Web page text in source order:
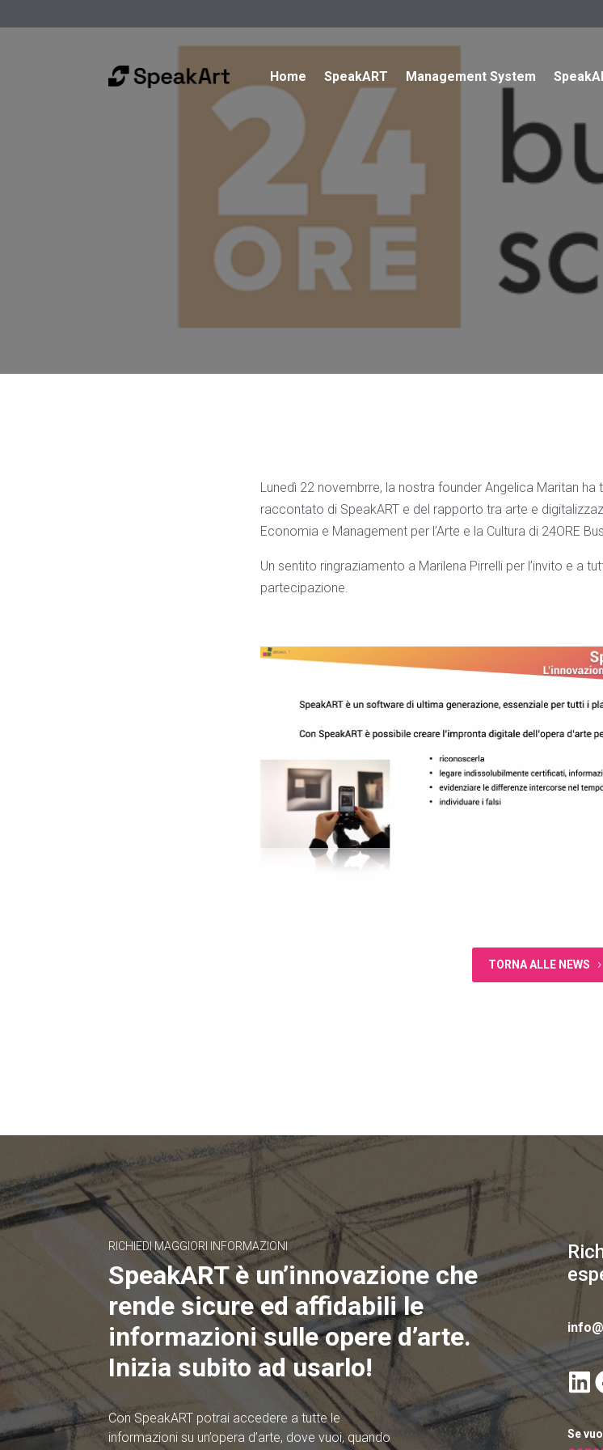
Home SpeakART Management System
Lunedì 22 novembrre, la nostra founder Angelica Maritan ha
raccontato di SpeakART e del rapporto tra arte e
Economia e Management per l’Arte e la Cultura di 24ORE
Un sentito ringraziamento a Marilena Pirrelli per l’invito e a
partecipazione.
TORNA ALLE NEWS
RICHIEDI MAGGIORI INFORMAZIONI
SpeakART è un’innovazione che
rende sicure ed affidabili le
informazioni sulle opere d’arte.
Inizia subito ad usarlo!
Con SpeakART potrai accedere a tutte le
informazioni su un’opera d’arte, dove vuoi, quando
Se